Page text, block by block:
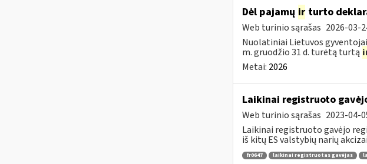
Dėl pajamų irturto
Web turinio sąrašas 2026-03-
Nuolatiniai Lietuvos
m. gruodžio 31 d. turėtą turtą
Metai: 2026
Laikinai registruoto
Web turinio sąrašas 2023-04-
Laikinai registruoto gavėjo
iš kitų ES valstybių narių
fr0647 laikinai registruotas gavėjas